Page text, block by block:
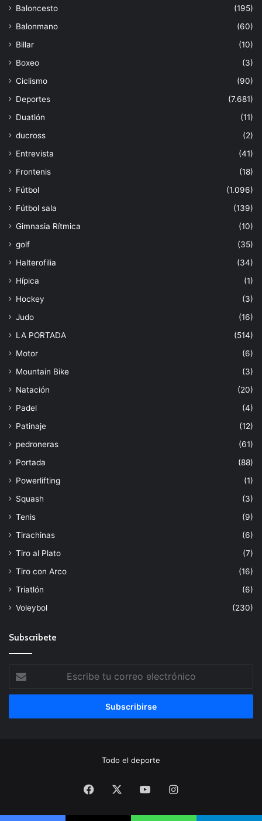
Baloncesto
(195)
Balonmano
(60)
Billar
(10)
Boxeo
(3)
Ciclismo
(90)
Deportes
(7.681)
Duatlón
(11)
ducross
(2)
Entrevista
(41)
Frontenis
(18)
Fútbol
(1.096)
Fútbol sala
(139)
Gimnasia Rítmica
(10)
golf
(35)
Halterofilia
(34)
Hípica
(1)
Hockey
(3)
Judo
(16)
LA PORTADA
(514)
Motor
(6)
Mountain Bike
(3)
Natación
(20)
Padel
(4)
Patinaje
(12)
pedroneras
(61)
Portada
(88)
Powerlifting
(1)
Squash
(3)
Tenis
(9)
Tirachinas
(6)
Tiro al Plato
(7)
Tiro con Arco
(16)
Triatlón
(6)
Voleybol
(230)
Subscribete
tu
correo
Todo el deporte
Facebook YouTubeInstagram